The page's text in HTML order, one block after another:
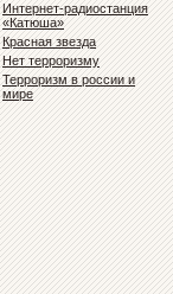
Интернет-радиостанция
«Катюша»
Красная звезда
Нет терроризму
Терроризм в россии и
мире